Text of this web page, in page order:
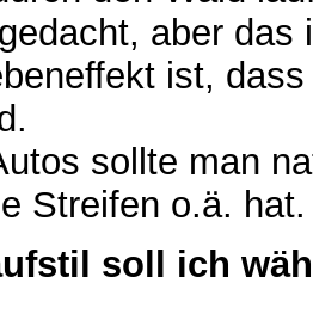
aber
ist,
sollte man
Streifen o.ä. hat.
soll ich